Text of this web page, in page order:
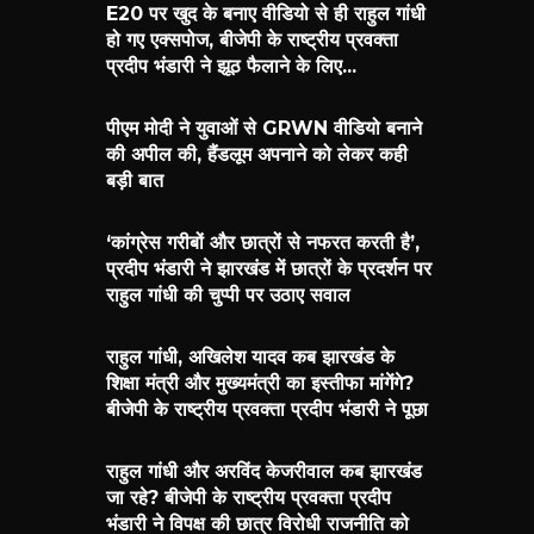
E20 पर खुद के बनाए वीडियो से ही राहुल गांधी
हो गए एक्सपोज, बीजेपी के राष्ट्रीय प्रवक्ता
प्रदीप भंडारी ने झूठ फैलाने के लिए...
पीएम मोदी ने युवाओं से GRWN वीडियो बनाने
की अपील की, हैंडलूम अपनाने को लेकर कही
बड़ी बात
‘कांग्रेस गरीबों और छात्रों से नफरत करती है’,
प्रदीप भंडारी ने झारखंड में छात्रों के प्रदर्शन पर
राहुल गांधी की चुप्पी पर उठाए सवाल
राहुल गांधी, अखिलेश यादव कब झारखंड के
शिक्षा मंत्री और मुख्यमंत्री का इस्तीफा मांगेंगे?
बीजेपी के राष्ट्रीय प्रवक्ता प्रदीप भंडारी ने पूछा
राहुल गांधी और अरविंद केजरीवाल कब झारखंड
जा रहे? बीजेपी के राष्ट्रीय प्रवक्ता प्रदीप
भंडारी ने विपक्ष की छात्र विरोधी राजनीति को